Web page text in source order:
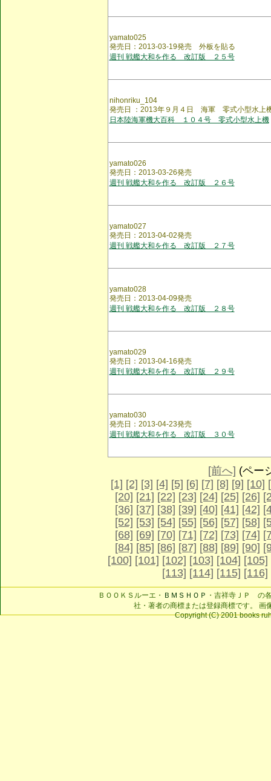
yamato025
発売日：2013-03-19発売 外板を貼る
週刊 戦艦大和を作る 改訂版 ２５号
nihonriku_104
発売日 ：2013年９月４日 海軍 零式小型水上
日本陸海軍機大百科 １０４号 零式小型水上機
yamato026
発売日：2013-03-26発売
週刊 戦艦大和を作る 改訂版 ２６号
yamato027
発売日：2013-04-02発売
週刊 戦艦大和を作る 改訂版 ２７号
yamato028
発売日：2013-04-09発売
週刊 戦艦大和を作る 改訂版 ２８号
yamato029
発売日：2013-04-16発売
週刊 戦艦大和を作る 改訂版 ２９号
yamato030
発売日：2013-04-23発売
週刊 戦艦大和を作る 改訂版 ３０号
[前へ] (ペー
[1] [2] [3] [4] [5] [6] [7] [8] [9] [10]
[20] [21] [22] [23] [24] [25] [26]
[36] [37] [38] [39] [40] [41] [42]
[52] [53] [54] [55] [56] [57] [58]
[68] [69] [70] [71] [72] [73] [74]
[84] [85] [86] [87] [88] [89] [90]
[100] [101] [102] [103] [104] [105]
[113] [114] [115] [116]
ＢＯＯＫＳルーエ・ ＢＭＳＨＯＰ ・吉祥寺ＪＰ の
社・著者の商標または登録商標です。 画
Copyright (C) 2001 books